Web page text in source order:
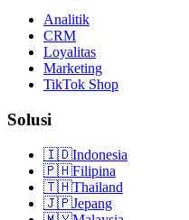
Analitik
CRM
Loyalitas
Marketing
TikTok Shop
Solusi
🇮🇩Indonesia
🇵🇭Filipina
🇹🇭Thailand
🇯🇵Jepang